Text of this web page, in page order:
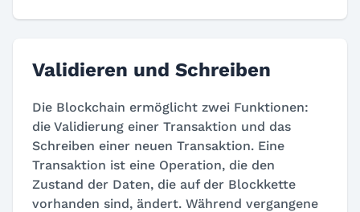
Validieren und Schreiben
Die Blockchain ermöglicht zwei Funktionen:
die Validierung einer Transaktion und das
Schreiben einer neuen Transaktion. Eine
Transaktion ist eine Operation, die den
Zustand der Daten, die auf der Blockkette
vorhanden sind, ändert. Während vergangene